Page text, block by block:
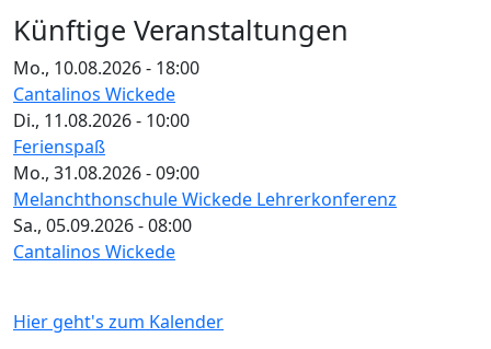
Künftige Veranstaltungen
Mo., 10.08.2026 - 18:00
Cantalinos Wickede
Di., 11.08.2026 - 10:00
Ferienspaß
Mo., 31.08.2026 - 09:00
Melanchthonschule Wickede Lehrerkonferenz
Sa., 05.09.2026 - 08:00
Cantalinos Wickede
Hier geht's zum Kalender